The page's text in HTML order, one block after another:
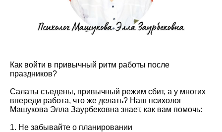
Как войти в привычный ритм работы после
праздников?
Салаты съедены, привычный режим сбит, а у многих
впереди работа, что же делать? Наш психолог
Машукова Элла Заурбековна знает, как вам помочь:
1. Не забывайте о планировании